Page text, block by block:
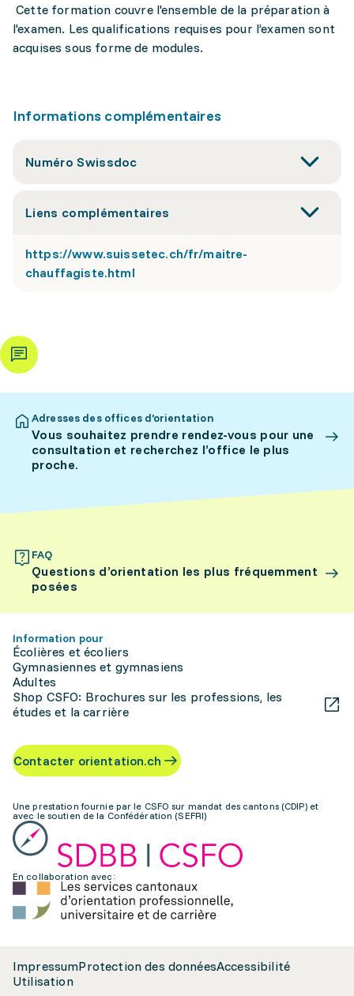
Cette formation couvre l'ensemble de la préparation à
l'examen. Les qualifications requises pour l’examen sont
acquises sous forme de modules.
Informations complémentaires
Numéro Swissdoc
Liens complémentaires
https://www.suissetec.ch/fr/maitre-
chauffagiste.html
Adresses des offices d’orientation
Vous souhaitez prendre rendez-vous pour une
consultation et recherchez l’office le plus
proche.
FAQ
Questions d’orientation les plus fréquemment
posées
Information pour
Écolières et écoliers
Gymnasiennes et gymnasiens
Adultes
Shop CSFO: Brochures sur les professions, les
études et la carrière
Contacter orientation.ch
Une prestation fournie par le CSFO sur mandat des cantons (CDIP) et
avec le soutien de la Confédération (SEFRI)
En collaboration avec:
ImpressumProtection des donnéesAccessibilité
Utilisation